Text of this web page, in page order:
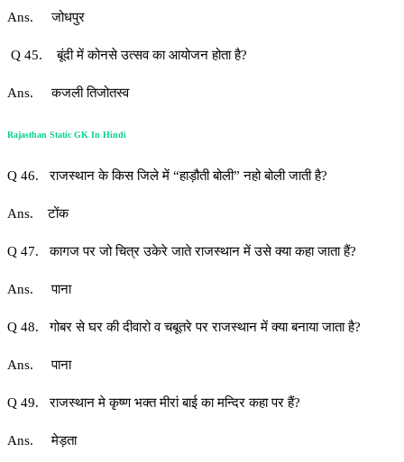
Ans. जोधपुर
Q 45. बूंदी में कोनसे उत्सव का आयोजन होता है?
Ans. कजली तिजोतस्व
Rajasthan Static GK In Hindi
Q 46. राजस्थान के किस जिले में “हाड़ौती बोली” नहो बोली जाती है?
Ans. टोंक
Q 47. कागज पर जो चित्र उकेरे जाते राजस्थान में उसे क्या कहा जाता हैं?
Ans. पाना
Q 48. गोबर से घर की दीवारो व चबूतरे पर राजस्थान में क्या बनाया जाता है?
Ans. पाना
Q 49. राजस्थान मे कृष्ण भक्त मीरां बाई का मन्दिर कहा पर हैं?
Ans. मेड़ता